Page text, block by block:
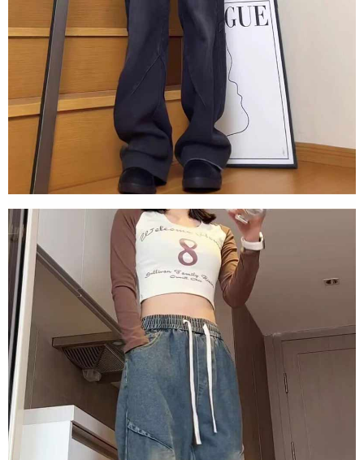
權轉讓予恩沛科技股份有限公司。
２．關於個人資料處理事宜，請瀏覽以下網址：
https://aftee.tw/terms/#terms3
３．未成年的使用者請事先徵得法定代理人或監護人之同意方可使用
「AFTEE先享後付」，若未經同意申辦者引起之損失，本公司不負相關責
４．使用「AFTEE先享後付」時，將依據個別帳號之用戶狀況，依本公司即
時審查核予不同之上限額度；若仍有額度不足之情形，本公司將視審查結果
請求用戶進行身份認證。
５．嚴禁一人註冊多個帳號或使用他人資訊註冊。若發現惡意使用之情形，
恩沛科技股份有限公司將有權停止該用戶之使用額度並採取法律行動。